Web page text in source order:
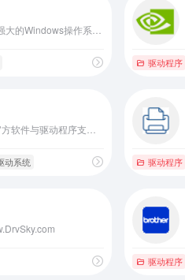
驱动程序
动系统 驱动程序
驱动程序